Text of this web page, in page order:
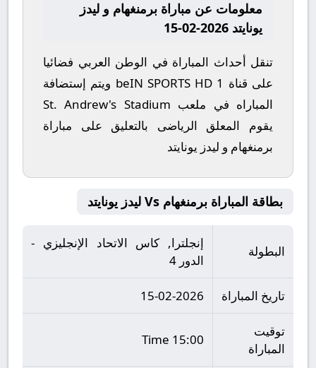
معلومات عن مباراة برمنغهام و ليدز
يونايتد 2026-02-15
تنقل أحداث المباراة في الوطن العربي فضائيا
على قناة beIN SPORTS HD 1 ويتم إستضافة
المباراه في ملعب St. Andrew's Stadium
يقوم المعلق الرياضى بالتعليق على مباراة
برمنغهام و ليدز يونايتد
بطاقة المباراة برمنغهام Vs ليدز يونايتد
البطولة
إنجلترا, كاس الاتحاد الإنجليزي -
الدور 4
تاريخ المباراة 15-02-2026
توقيت
المباراة
15:00 Time